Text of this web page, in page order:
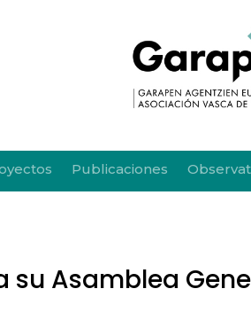
Publicaciones
su Asamblea